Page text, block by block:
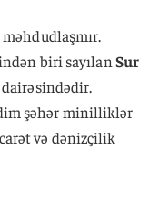
biri sayılan Sur
şəhər minilliklər
və dənizçilik